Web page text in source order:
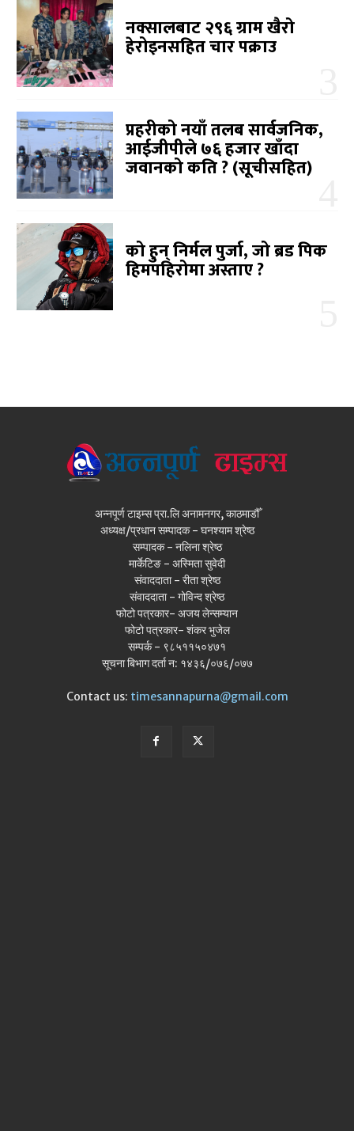
नक्सालबाट २९६ ग्राम खैरो
हेरोइनसहित चार पक्राउ
प्रहरीको नयाँ तलब सार्वजनिक,
आईजीपीले ७६ हजार खाँदा
जवानको कति ? (सूचीसहित)
को हुन् निर्मल पुर्जा, जो ब्रड पिक
हिमपहिरोमा अस्ताए ?
अन्नपूर्ण टाइम्स प्रा.लि अनामनगर, काठमाडौँ
अध्यक्ष/प्रधान सम्पादक - घनश्याम श्रेष्ठ
सम्पादक - नलिना श्रेष्ठ
मार्केटिङ - अस्मिता सुवेदी
संवाददाता - रीता श्रेष्ठ
संवाददाता - गोविन्द श्रेष्ठ
फोटो पत्रकार- अजय लेन्सम्यान
फोटो पत्रकार- शंकर भुजेल
सम्पर्क - ९८५११५०४७१
सूचना बिभाग दर्ता न: १४३६/०७६/०७७
Contact us: timesannapurna@gmail.com